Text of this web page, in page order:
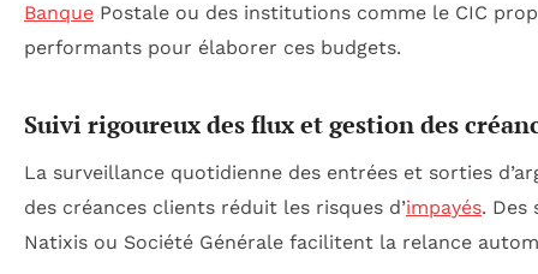
Banque Postale ou des institutions comme le CIC
performants pour élaborer ces budgets.
Suivi rigoureux des flux et gestion des
La surveillance quotidienne des entrées et sorties
des créances clients réduit les risques d’impayés. Des
Natixis ou Société Générale facilitent la relance